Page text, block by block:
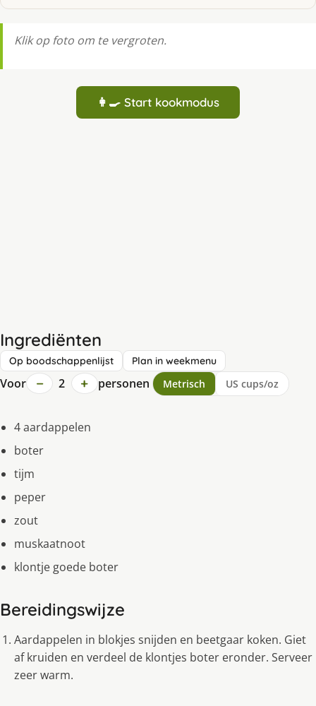
Klik op foto om te vergroten.
👩‍🍳 Start kookmodus
Ingrediënten
Op boodschappenlijst Plan in weekmenu
Voor − 2 + personen Metrisch US cups/oz
4 aardappelen
boter
tijm
peper
zout
muskaatnoot
klontje goede boter
Bereidingswijze
Aardappelen in blokjes snijden en beetgaar koken. Giet
af kruiden en verdeel de klontjes boter eronder. Serveer
zeer warm.